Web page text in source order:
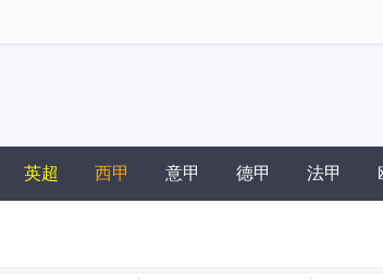
英超 西甲 意甲 德甲 法甲